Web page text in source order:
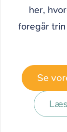
her,
foregår
Se